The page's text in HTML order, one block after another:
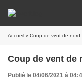
Accueil » Coup de vent de nord
Coup de vent de
Publié le 04/06/2021 à